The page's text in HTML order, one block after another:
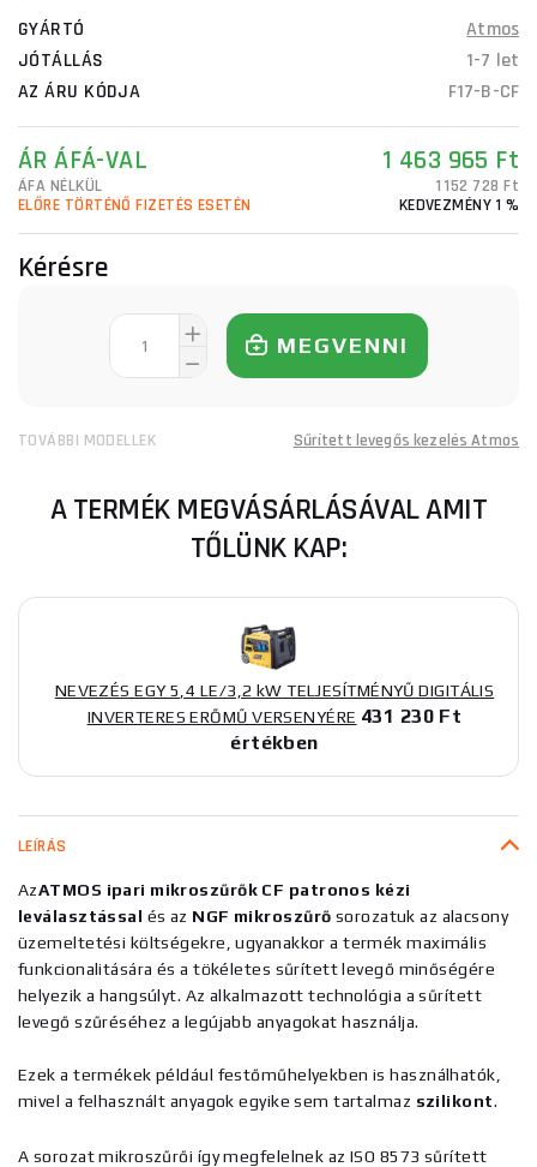
GYÁRTÓ
Atmos
JÓTÁLLÁS
1-7 let
AZ ÁRU KÓDJA
F17-B-CF
ÁR ÁFÁ-VAL 1 463 965 Ft
ÁFA NÉLKÜL
1 152 728 Ft
ELŐRE TÖRTÉNŐ FIZETÉS ESETÉN
KEDVEZMÉNY 1 %
Kérésre
MEGVENNI
TOVÁBBI MODELLEK Sűrített levegős kezelés Atmos
A TERMÉK MEGVÁSÁRLÁSÁVAL AMIT
TŐLÜNK KAP:
NEVEZÉS EGY 5,4 LE/3,2 kW TELJESÍTMÉNYŰ DIGITÁLIS
INVERTERES ERŐMŰ VERSENYÉRE 431 230 Ft
értékben
LEÍRÁS
AzATMOS ipari mikroszűrők CF patronos kézi
leválasztással és az NGF mikroszűrő sorozatuk az alacsony
üzemeltetési költségekre, ugyanakkor a termék maximális
funkcionalitására és a tökéletes sűrített levegő minőségére
helyezik a hangsúlyt. Az alkalmazott technológia a sűrített
levegő szűréséhez a legújabb anyagokat használja.
Ezek a termékek például festőműhelyekben is használhatók,
mivel a felhasznált anyagok egyike sem tartalmaz szilikont.
A sorozat mikroszűrői így megfelelnek az ISO 8573 sűrített